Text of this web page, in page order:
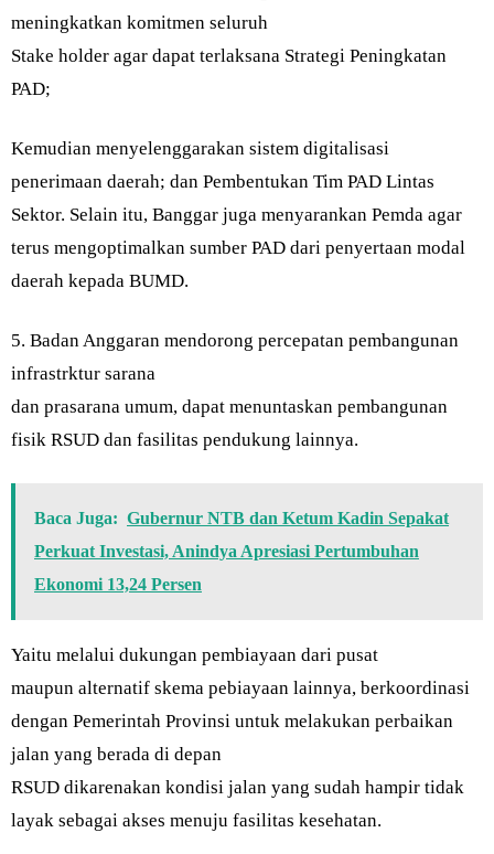
meningkatkan komitmen seluruh
Stake holder agar dapat terlaksana Strategi Peningkatan
PAD;
Kemudian menyelenggarakan sistem digitalisasi
penerimaan daerah; dan Pembentukan Tim PAD Lintas
Sektor. Selain itu, Banggar juga menyarankan Pemda agar
terus mengoptimalkan sumber PAD dari penyertaan modal
daerah kepada BUMD.
5. Badan Anggaran mendorong percepatan pembangunan
infrastrktur sarana
dan prasarana umum, dapat menuntaskan pembangunan
fisik RSUD dan fasilitas pendukung lainnya.
Baca Juga: Gubernur NTB dan Ketum Kadin Sepakat
Perkuat Investasi, Anindya Apresiasi Pertumbuhan
Ekonomi 13,24 Persen
Yaitu melalui dukungan pembiayaan dari pusat
maupun alternatif skema pebiayaan lainnya, berkoordinasi
dengan Pemerintah Provinsi untuk melakukan perbaikan
jalan yang berada di depan
RSUD dikarenakan kondisi jalan yang sudah hampir tidak
layak sebagai akses menuju fasilitas kesehatan.